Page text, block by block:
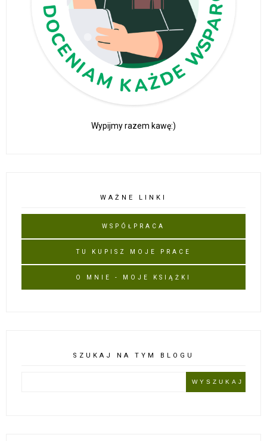
Wypijmy razem kawę:)
WAŻNE LINKI
WSPÓŁPRACA
TU KUPISZ MOJE PRACE
O MNIE - MOJE KSIĄŻKI
SZUKAJ NA TYM BLOGU